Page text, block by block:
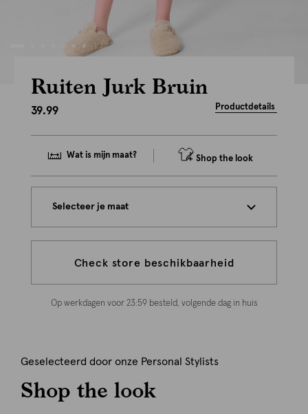
Ruiten Jurk Bruin
39.99 Productdetails
Wat is mijn maat? Shop the look
Selecteer je maat
Check store beschikbaarheid
Op werkdagen voor 23:59 besteld, volgende dag in huis
Geselecteerd door onze Personal Stylists
Shop the look